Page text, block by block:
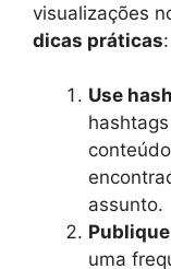
visualizações
dicas práticas:
Use
assunto.
uma